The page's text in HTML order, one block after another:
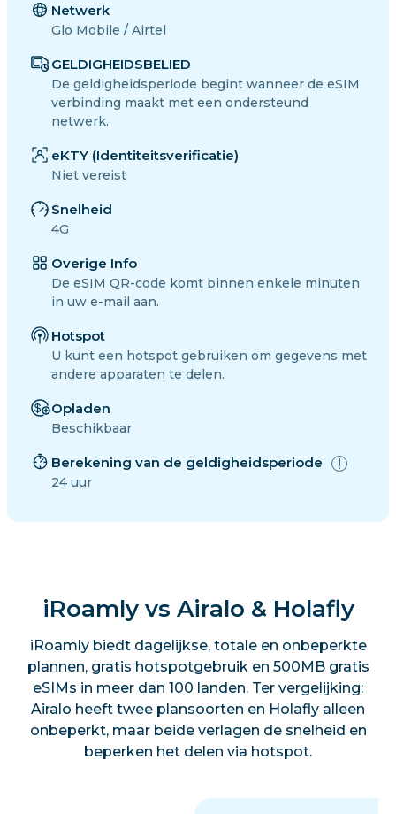
Netwerk
Glo Mobile / Airtel
GELDIGHEIDSBELIED
De geldigheidsperiode begint wanneer de eSIM
verbinding maakt met een ondersteund
netwerk.
eKTY (Identiteitsverificatie)
Niet vereist
Snelheid
4G
Overige Info
De eSIM QR-code komt binnen enkele minuten
in uw e-mail aan.
Hotspot
U kunt een hotspot gebruiken om gegevens met
andere apparaten te delen.
Opladen
Beschikbaar
Berekening van de geldigheidsperiode
24 uur
iRoamly vs Airalo & Holafly
iRoamly biedt dagelijkse, totale en onbeperkte
plannen, gratis hotspotgebruik en 500MB gratis
eSIMs in meer dan 100 landen. Ter vergelijking:
Airalo heeft twee plansoorten en Holafly alleen
onbeperkt, maar beide verlagen de snelheid en
beperken het delen via hotspot.